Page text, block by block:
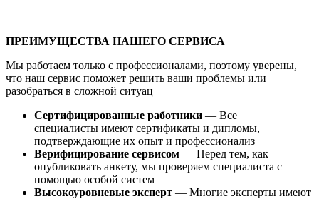
ПРЕИМУЩЕСТВА НАШЕГО СЕРВИСА
Мы работаем только с профессионалами, поэтому уверены,
что наш сервис поможет решить ваши проблемы или
разобраться в сложной ситуац
Сертифицированные работники — Все
специалисты имеют сертификаты и дипломы,
подтверждающие их опыт и профессионализ
Верифицирование сервисом — Перед тем, как
опубликовать анкету, мы проверяем специалиста с
помощью особой систем
Высокоуровневые эксперт — Многие эксперты имеют